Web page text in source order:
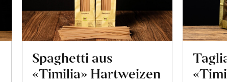
Spaghetti aus
«Timilia» Hartweizen